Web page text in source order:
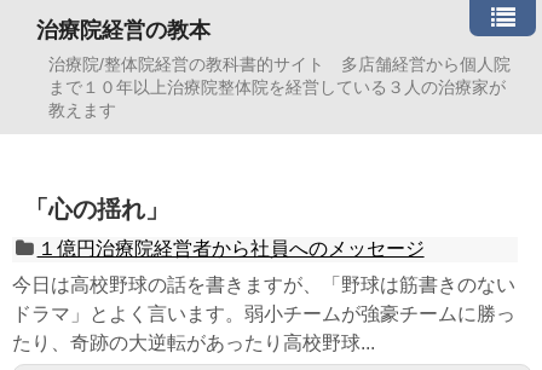
治療院経営の教本
治療院/整体院経営の教科書的サイト 多店舗経営から個人院
まで１０年以上治療院整体院を経営している３人の治療家が
教えます
「心の揺れ」
１億円治療院経営者から社員へのメッセージ
今日は高校野球の話を書きますが、「野球は筋書きのない
ドラマ」とよく言います。弱小チームが強豪チームに勝っ
たり、奇跡の大逆転があったり高校野球...